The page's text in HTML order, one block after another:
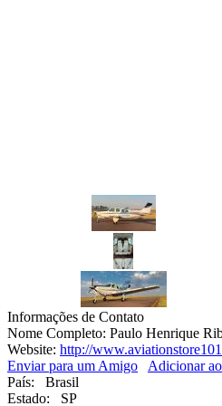
Informações de Contato
Nome Completo: Paulo Henrique
Website: http://
Enviar para um Amigo
Adicionar
País: Brasil
Estado: SP